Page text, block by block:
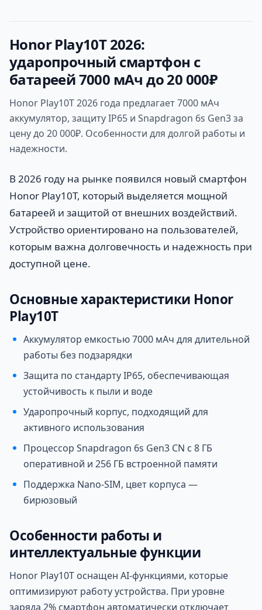
Honor Play10T 2026:
ударопрочный смартфон с
батареей 7000 мАч до 20 000₽
Honor Play10T 2026 года предлагает 7000 мАч
аккумулятор, защиту IP65 и Snapdragon 6s Gen3 за
цену до 20 000₽. Особенности для долгой работы и
надежности.
В 2026 году на рынке появился новый смартфон
Honor Play10T, который выделяется мощной
батареей и защитой от внешних воздействий.
Устройство ориентировано на пользователей,
которым важна долговечность и надежность при
доступной цене.
Основные характеристики Honor
Play10T
Аккумулятор емкостью 7000 мАч для длительной
работы без подзарядки
Защита по стандарту IP65, обеспечивающая
устойчивость к пыли и воде
Ударопрочный корпус, подходящий для
активного использования
Процессор Snapdragon 6s Gen3 CN с 8 ГБ
оперативной и 256 ГБ встроенной памяти
Поддержка Nano-SIM, цвет корпуса —
бирюзовый
Особенности работы и
интеллектуальные функции
Honor Play10T оснащен AI-функциями, которые
оптимизируют работу устройства. При уровне
заряда 2% смартфон автоматически отключает